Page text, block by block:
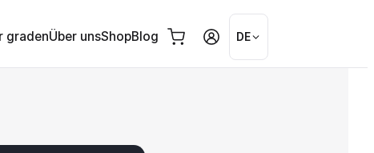
gradenÜber unsShopBlog DE